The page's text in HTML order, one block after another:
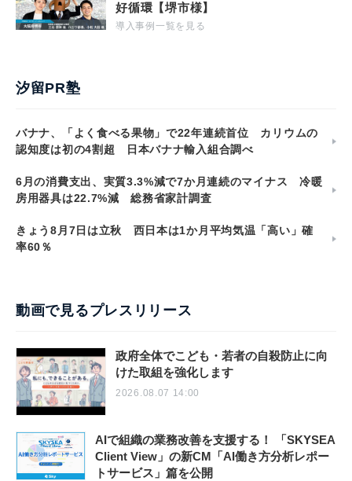
好循環【堺市様】
導入事例一覧を見る
汐留PR塾
バナナ、「よく食べる果物」で22年連続首位 カリウムの
認知度は初の4割超 日本バナナ輸入組合調べ
6月の消費支出、実質3.3%減で7か月連続のマイナス 冷暖
房用器具は22.7%減 総務省家計調査
きょう8月7日は立秋 西日本は1か月平均気温「高い」確
率60％
動画で見るプレスリリース
政府全体でこども・若者の自殺防止に向
けた取組を強化します
2026.08.07 14:00
AIで組織の業務改善を支援する！ 「SKYSEA
Client View」の新CM「AI働き方分析レポー
トサービス」篇を公開